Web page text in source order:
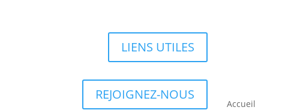
Accueil
LIENS UTILES
REJOIGNEZ-NOUS